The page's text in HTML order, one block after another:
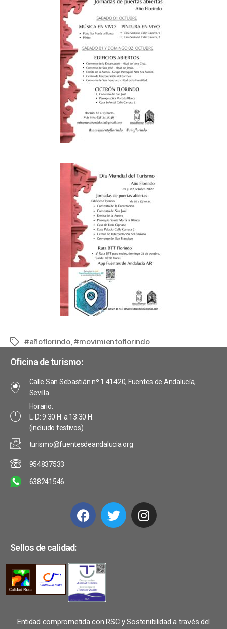
#añoflorindo,#movimientoflorindo
Oficina de turismo:
Calle San Sebastián nº 1 41420, Fuentes de Andalucía,
Sevilla.
Horario:
L-D: 9:30 H. a 13:30 H.
(incluido festivos).
turismo@fuentesdeandalucia.org
954837533
638241546
Sellos de calidad:
Entidad comprometida con RSC y Sostenibilidad a través del